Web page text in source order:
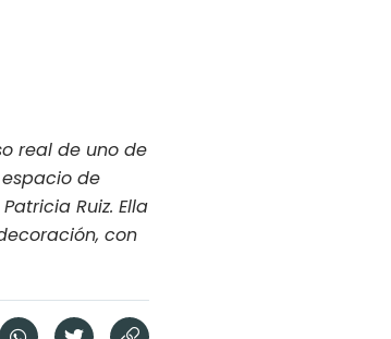
real de uno de
de
Ruiz. Ella
con